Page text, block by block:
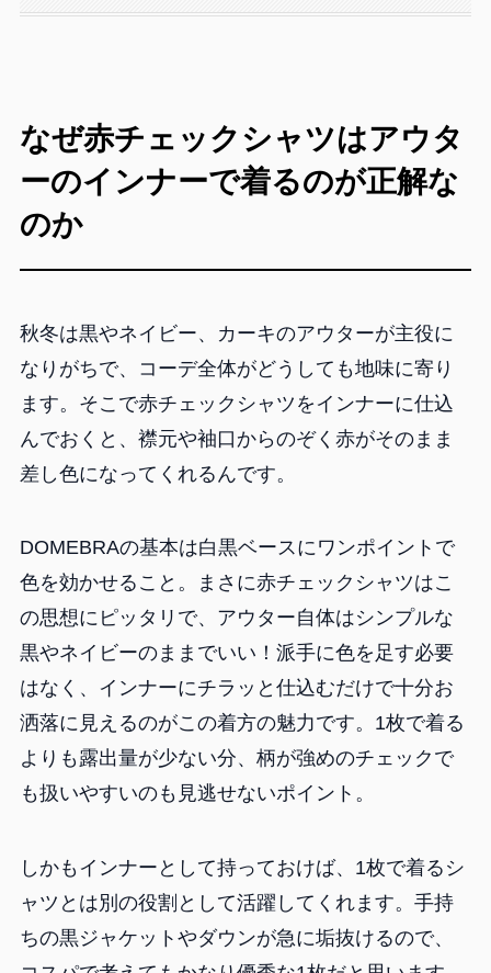
なぜ赤チェックシャツはアウタ
ーのインナーで着るのが正解な
のか
秋冬は黒やネイビー、カーキのアウターが主役に
なりがちで、コーデ全体がどうしても地味に寄り
ます。そこで赤チェックシャツをインナーに仕込
んでおくと、襟元や袖口からのぞく赤がそのまま
差し色になってくれるんです。
DOMEBRAの基本は白黒ベースにワンポイントで
色を効かせること。まさに赤チェックシャツはこ
の思想にピッタリで、アウター自体はシンプルな
黒やネイビーのままでいい！派手に色を足す必要
はなく、インナーにチラッと仕込むだけで十分お
洒落に見えるのがこの着方の魅力です。1枚で着る
よりも露出量が少ない分、柄が強めのチェックで
も扱いやすいのも見逃せないポイント。
しかもインナーとして持っておけば、1枚で着るシ
ャツとは別の役割として活躍してくれます。手持
ちの黒ジャケットやダウンが急に垢抜けるので、